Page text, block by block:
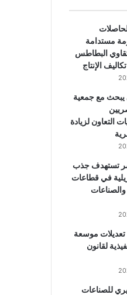
مستدامة
البطاطس
الإنتاج
يبحث مع جمعية
التعاون لزيادة
تستهدف جذب
في قطاعات
والصناعات
تعديلات موسعة
لقانون
للصناعات